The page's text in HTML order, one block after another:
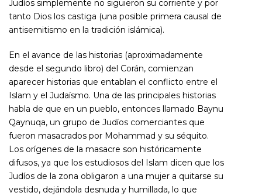
Judíos simplemente no siguieron su corriente y por
tanto Dios los castiga (una posible primera causal de
antisemitismo en la tradición islámica).
En el avance de las historias (aproximadamente
desde el segundo libro) del Corán, comienzan
aparecer historias que entablan el conflicto entre el
Islam y el Judaísmo. Una de las principales historias
habla de que en un pueblo, entonces llamado Baynu
Qaynuqa, un grupo de Judíos comerciantes que
fueron masacrados por Mohammad y su séquito.
Los orígenes de la masacre son históricamente
difusos, ya que los estudiosos del Islam dicen que los
Judíos de la zona obligaron a una mujer a quitarse su
vestido, dejándola desnuda y humillada, lo que